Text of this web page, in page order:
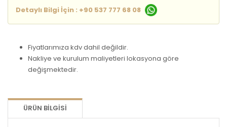
Detaylı Bilgi İçin : +90 537 777 68 08
Fiyatlarımıza kdv dahil değildir.
Nakliye ve kurulum maliyetleri lokasyona göre
değişmektedir.
ÜRÜN BILGISI